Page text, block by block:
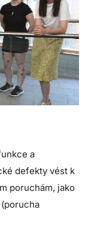
a
defekty vést k
poruchám, jako